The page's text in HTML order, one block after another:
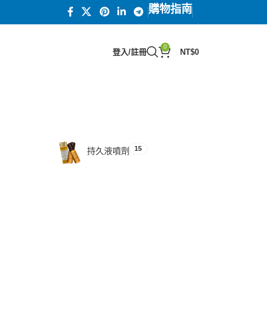
購物指南
登入/註冊
0
NT$0
持久液噴劑 15